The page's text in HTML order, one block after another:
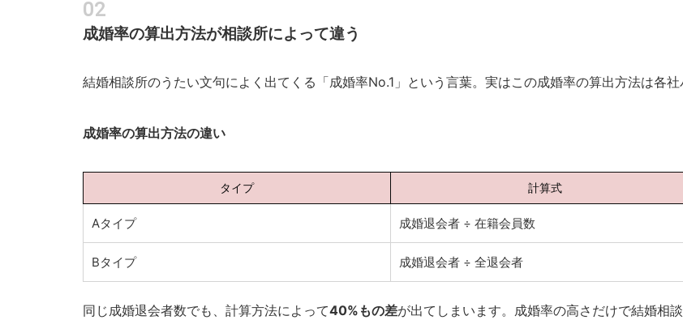
成婚率の算出方法が相談所によって違う
結婚相談所のうたい文句によく出てくる「成婚率No.1」という言葉。実はこの成婚率の算出方法は各
成婚率の算出方法の違い
タイプ 計算式
Aタイプ 成婚退会者 ÷ 在籍会員数
Bタイプ 成婚退会者 ÷ 全退会者
同じ成婚退会者数でも、計算方法によって40%もの差が出てしまいます。成婚率の高さだけで結婚相